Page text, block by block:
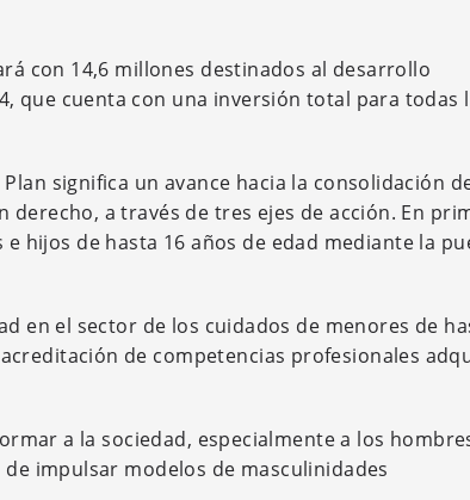
con 14,6 millones destinados al desarrollo
que cuenta con una inversión total para todas
significa un avance hacia la consolidación
a través de tres ejes de acción. En
hijos de hasta 16 años de edad mediante la
en el sector de los cuidados de menores de
de competencias profesionales
a la sociedad, especialmente a los
impulsar modelos de masculinidades